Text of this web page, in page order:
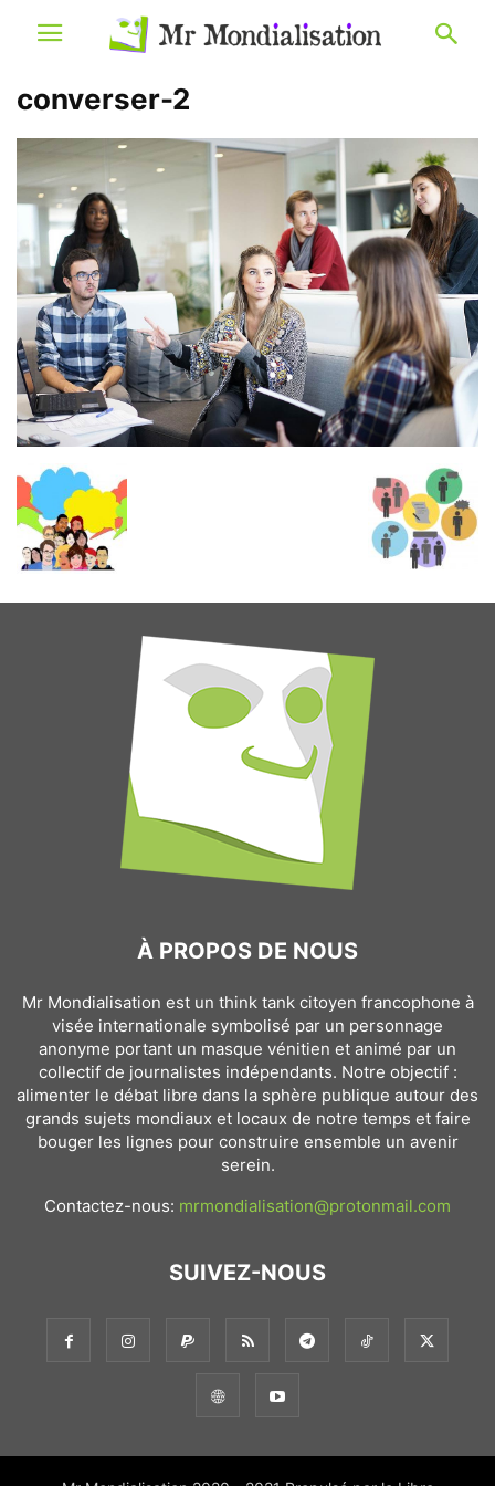
converser-2
À PROPOS DE NOUS
Mr Mondialisation est un think tank citoyen francophone à
visée internationale symbolisé par un personnage
anonyme portant un masque vénitien et animé par un
collectif de journalistes indépendants. Notre objectif :
alimenter le débat libre dans la sphère publique autour des
grands sujets mondiaux et locaux de notre temps et faire
bouger les lignes pour construire ensemble un avenir
serein.
Contactez-nous: mrmondialisation@protonmail.com
SUIVEZ-NOUS